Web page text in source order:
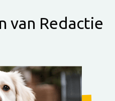
van Redactie